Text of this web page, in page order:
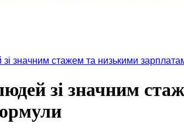
зі значним стажем та низькими
зі значним